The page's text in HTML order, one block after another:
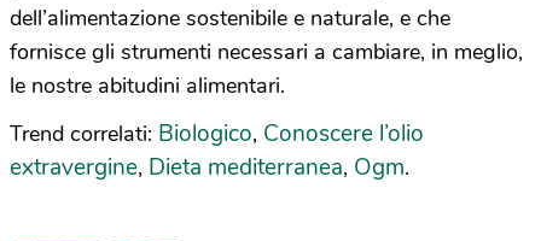
dell’alimentazione sostenibile e naturale, e che
fornisce gli strumenti necessari a cambiare, in meglio,
le nostre abitudini alimentari.
Trend correlati: Biologico, Conoscere l’olio
extravergine, Dieta mediterranea, Ogm.